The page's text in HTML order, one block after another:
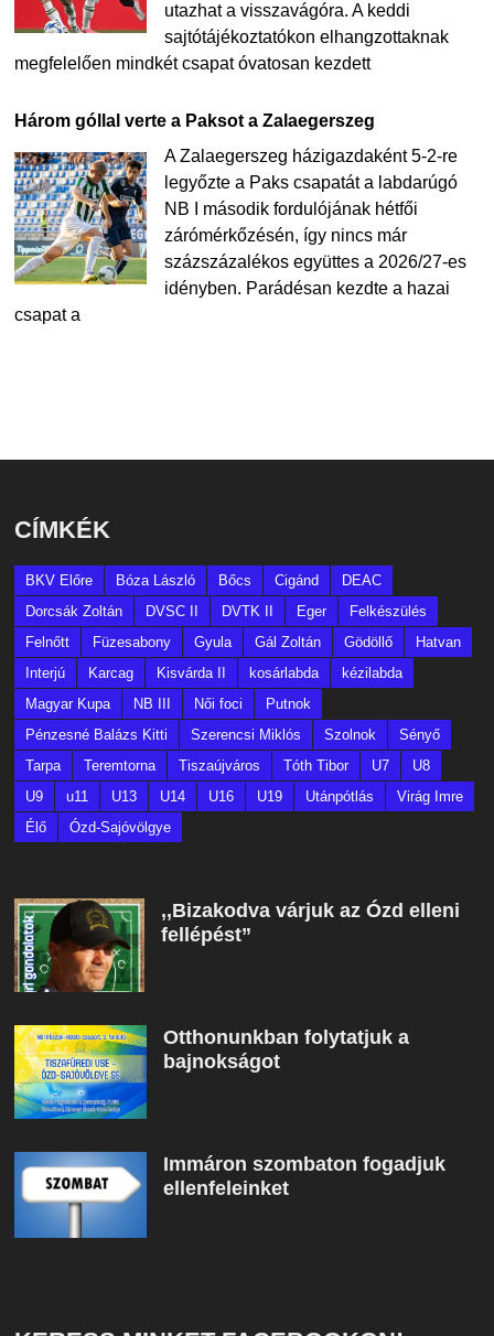
utazhat a visszavágóra. A keddi
sajtótájékoztatókon elhangzottaknak
megfelelően mindkét csapat óvatosan kezdett
Három góllal verte a Paksot a Zalaegerszeg
A Zalaegerszeg házigazdaként 5-2-re
legyőzte a Paks csapatát a labdarúgó
NB I második fordulójának hétfői
zárómérkőzésén, így nincs már
százszázalékos együttes a 2026/27-es
idényben. Parádésan kezdte a hazai
csapat a
CÍMKÉK
BKV Előre Bóza László Bőcs Cigánd
DEAC
Dorcsák Zoltán
DVSC II DVTK II Eger
Felkészülés
Felnőtt
Füzesabony Gyula Gál Zoltán Gödöllő
Hatvan
Interjú
Karcag Kisvárda II kosárlabda
kézilabda
Magyar Kupa
NB III Női foci
Putnok
Pénzesné Balázs Kitti
Szerencsi Miklós Szolnok
Sényő
Tarpa
Teremtorna Tiszaújváros Tóth Tibor U7
U8
U9
u11 U13 U14 U16 U19 Utánpótlás
Virág Imre
Élő
Ózd-Sajóvölgye
,,Bizakodva várjuk az Ózd elleni
fellépést”
Otthonunkban folytatjuk a
bajnokságot
Immáron szombaton fogadjuk
ellenfeleinket